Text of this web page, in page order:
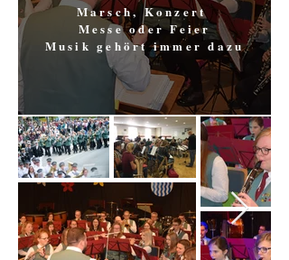
Marsch, Konzert
Messe oder Feier
Musik gehört immer dazu